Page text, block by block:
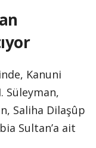
Kanuni
Süleyman,
Saliha Dilaşûp
Sultan’a ait